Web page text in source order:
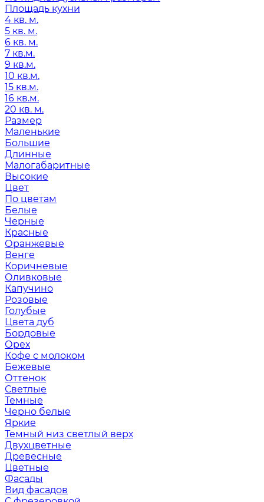
Площадь кухни
4 кв. м.
5 кв. м.
6 кв. м.
7 кв.м.
9 кв.м.
10 кв.м.
15 кв.м.
16 кв.м.
20 кв. м.
Размер
Маленькие
Большие
Длинные
Малогабаритные
Высокие
Цвет
По цветам
Белые
Черные
Красные
Оранжевые
Венге
Коричневые
Оливковые
Капучино
Розовые
Голубые
Цвета дуб
Бордовые
Орех
Кофе с молоком
Бежевые
Оттенок
Светлые
Темные
Черно белые
Яркие
Темный низ светлый верх
Двухцветные
Древесные
Цветные
Фасады
Вид фасадов